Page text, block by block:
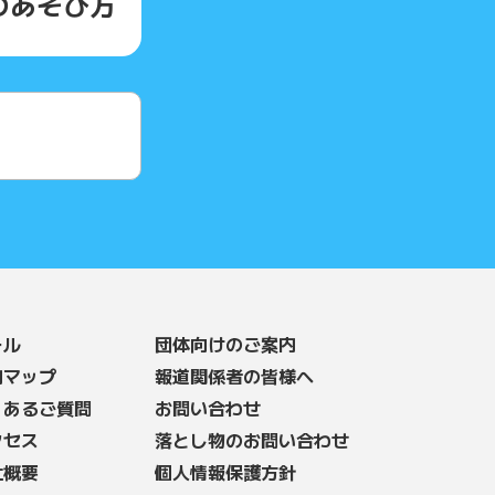
ップ
るご質問
ス
要
団体向けのご案内
報道関係者の皆様へ
お問い合わせ
落とし物のお問い合わせ
個人情報保護方針